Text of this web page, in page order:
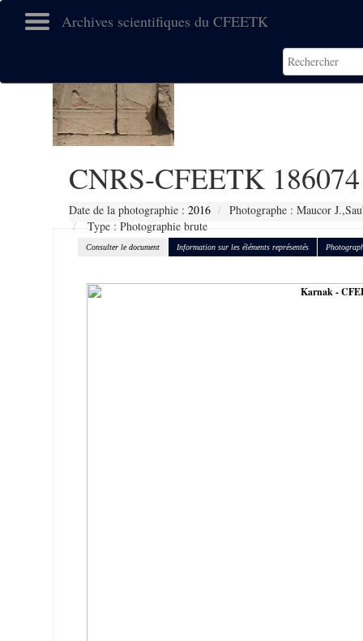
Archives scientifiques du CFEETK
CNRS-CFEETK 186074
Date de la photographie : 2016
Photographe : Maucor
Type : Photographie brute
Consulter le document Information sur les éléments représentés